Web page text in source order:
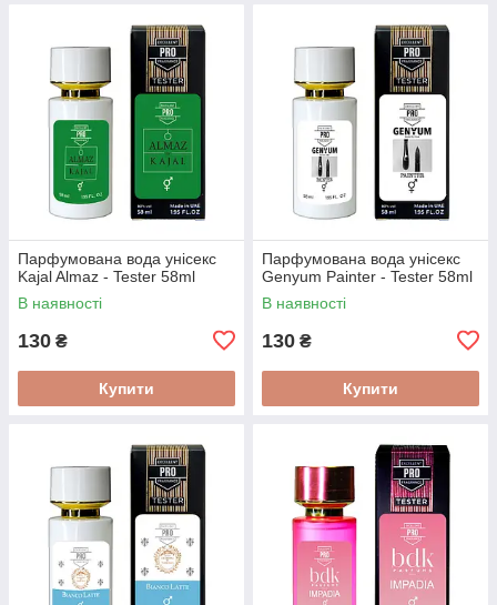
Парфумована вода унісекс
Kajal Almaz - Tester 58ml
В наявності
130 ₴
Купити
Парфумована вода унісекс
Genyum Painter - Tester 58ml
В наявності
130 ₴
Купити